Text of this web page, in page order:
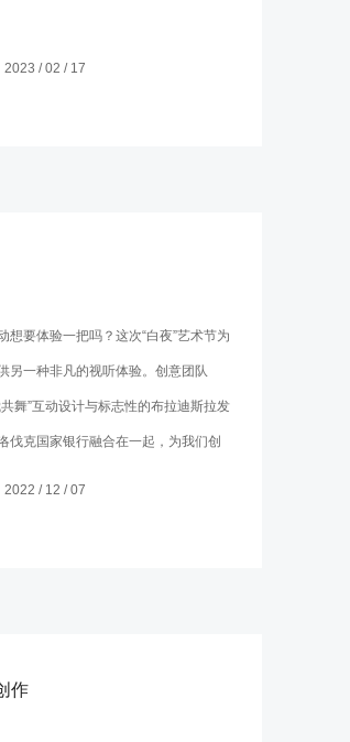
2023 / 02 / 17
想要体验一把吗？这次“白夜”艺术节为
另一种非凡的视听体验。创意团队
舞”互动设计与标志性的布拉迪斯拉发
伐克国家银行融合在一起，为我们创
2022 / 12 / 07
作